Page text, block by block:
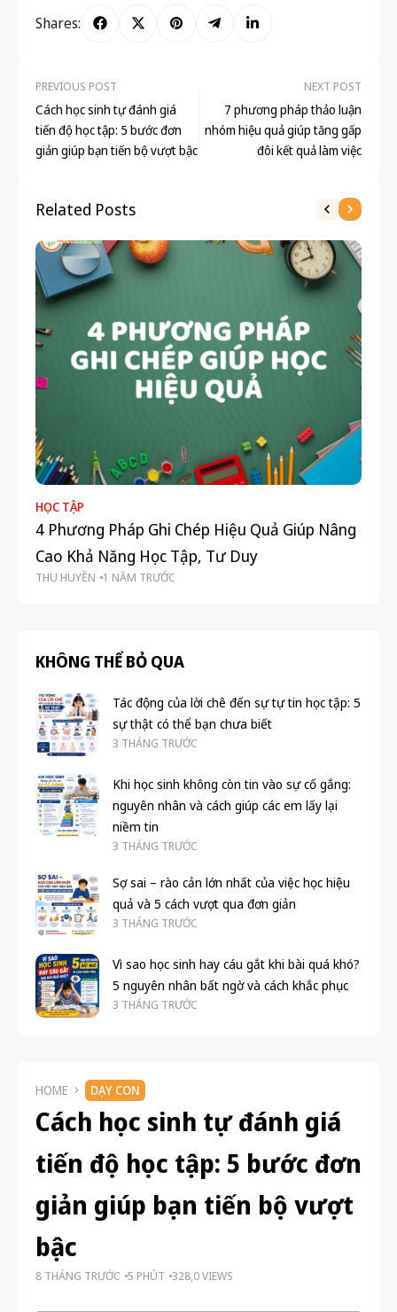
Shares:
PREVIOUS POST
Cách học sinh tự đánh giá
tiến độ học tập: 5 bước đơn
giản giúp bạn tiến bộ vượt bậc
NEXT POST
7 phương pháp thảo luận
nhóm hiệu quả giúp tăng gấp
đôi kết quả làm việc
Related Posts
HỌC TẬP
4 Phương Pháp Ghi Chép Hiệu Quả Giúp Nâng
Cao Khả Năng Học Tập, Tư Duy
THU HUYỀN 1 NĂM TRƯỚC
KHÔNG THỂ BỎ QUA
Tác động của lời chê đến sự tự tin học tập: 5
sự thật có thể bạn chưa biết
3 THÁNG TRƯỚC
Khi học sinh không còn tin vào sự cố gắng:
nguyên nhân và cách giúp các em lấy lại
niềm tin
3 THÁNG TRƯỚC
Sợ sai – rào cản lớn nhất của việc học hiệu
quả và 5 cách vượt qua đơn giản
3 THÁNG TRƯỚC
Vì sao học sinh hay cáu gắt khi bài quá khó?
5 nguyên nhân bất ngờ và cách khắc phục
3 THÁNG TRƯỚC
HOME DẠY CON
Cách học sinh tự đánh giá
tiến độ học tập: 5 bước đơn
giản giúp bạn tiến bộ vượt
bậc
8 THÁNG TRƯỚC 5 PHÚT 328,0 VIEWS